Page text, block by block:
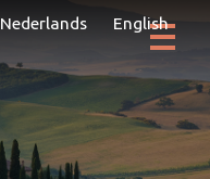
Nederlands English